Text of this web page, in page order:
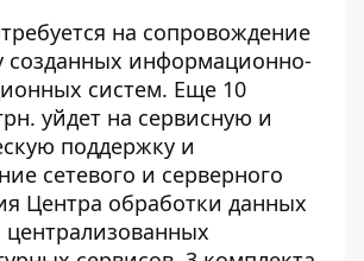
на сопровождение
созданных информационно-
систем. Еще 10
уйдет на сервисную и
поддержку и
сетевого и серверного
Центра обработки данных
централизованных